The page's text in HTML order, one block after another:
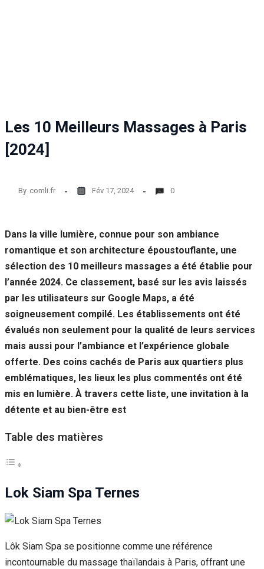
Les 10 Meilleurs Massages à Paris
[2024]
By comli.fr Fév 17, 2024 0
Dans la ville lumière, connue pour son ambiance
romantique et son architecture époustouflante, une
sélection des 10 meilleurs massages a été établie pour
l’année 2024. Ce classement, basé sur les avis laissés
par les utilisateurs sur Google Maps, a été
soigneusement compilé. Les établissements ont été
évalués non seulement pour la qualité de leurs services
mais aussi pour l’ambiance et l’expérience globale
offerte. Des coins cachés de Paris aux quartiers plus
emblématiques, les lieux les plus commentés ont été
mis en lumière. À travers cette liste, une invitation à la
détente et au bien-être est
Table des matières
Lok Siam Spa Ternes
Lôk Siam Spa se positionne comme une référence
incontournable du massage thaïlandais à Paris, offrant une
de la façon
dont le site
Web est
utilisé.
Experience
aussi bien que
possible lors
de votre visite.
Si vous
refusez ces
cookies,
fonctionnalités
disparaîtront
du site Web.
Marketing
En partageant
votre
lorsque vous
augmentez les
voir du
offres
personnalisés.